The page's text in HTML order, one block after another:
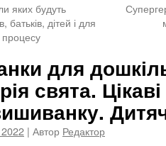
яких будуть
дітей і для
процесу
для
свята.
| Автор Редактор